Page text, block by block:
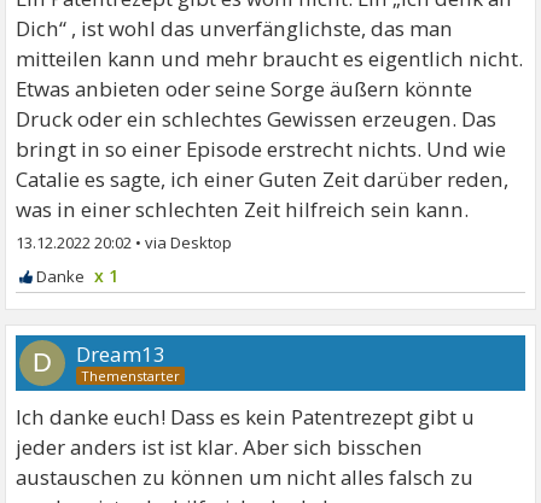
Dich“ , ist wohl das unverfänglichste, das man
mitteilen kann und mehr braucht es eigentlich nicht.
Etwas anbieten oder seine Sorge äußern könnte
Druck oder ein schlechtes Gewissen erzeugen. Das
bringt in so einer Episode erstrecht nichts. Und wie
Catalie es sagte, ich einer Guten Zeit darüber reden,
was in einer schlechten Zeit hilfreich sein kann.
13.12.2022 20:02 •
x 1
D Dream13
Ich danke euch! Dass es kein Patentrezept gibt u
jeder anders ist ist klar. Aber sich bisschen
austauschen zu können um nicht alles falsch zu